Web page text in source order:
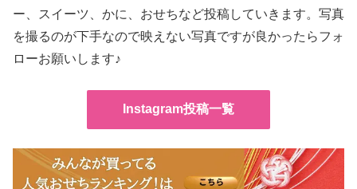
ー、スイーツ、かに、おせちなど投稿していきます。写真
を撮るのが下手なので映えない写真ですが良かったらフォ
ローお願いします♪
Instagram投稿一覧